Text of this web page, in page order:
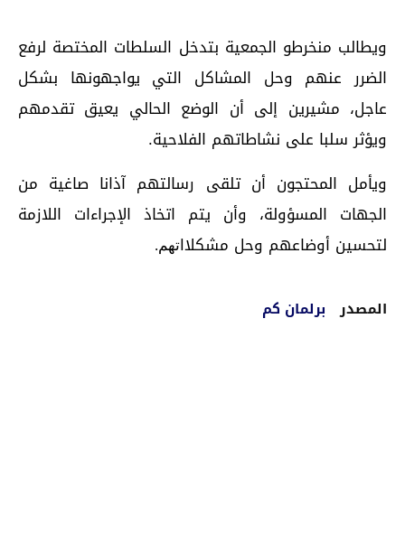
ويطالب منخرطو الجمعية بتدخل السلطات المختصة لرفع
الضرر عنهم وحل المشاكل التي يواجهونها بشكل
عاجل، مشيرين إلى أن الوضع الحالي يعيق تقدمهم
ويؤثر سلبا على نشاطاتهم الفلاحية.
ويأمل المحتجون أن تلقى رسالتهم آذانا صاغية من
الجهات المسؤولة، وأن يتم اتخاذ الإجراءات اللازمة
لتحسين أوضاعهم وحل مشكلا اتهم.
المصدر برلمان كم